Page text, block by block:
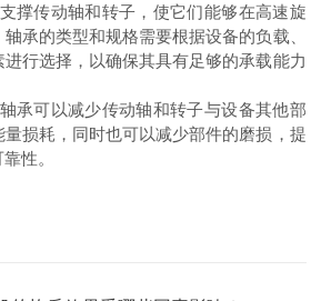
撑传动轴和转子，使它们能够在高速旋
承的类型和规格需要根据设备的负载、
行选择，以确保其具有足够的承载能力
承可以减少传动轴和转子与设备其他部
损耗，同时也可以减少部件的磨损，提
性。